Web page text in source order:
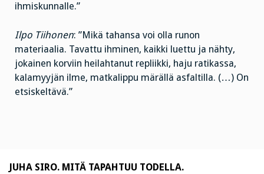
ihmiskunnalle.”
Ilpo Tiihonen: ”Mikä tahansa voi olla runon
materiaalia. Tavattu ihminen, kaikki luettu ja nähty,
jokainen korviin heilahtanut repliikki, haju ratikassa,
kalamyyjän ilme, matkalippu märällä asfaltilla. (…) On
etsiskeltävä.”
JUHA SIRO. MITÄ TAPAHTUU TODELLA.